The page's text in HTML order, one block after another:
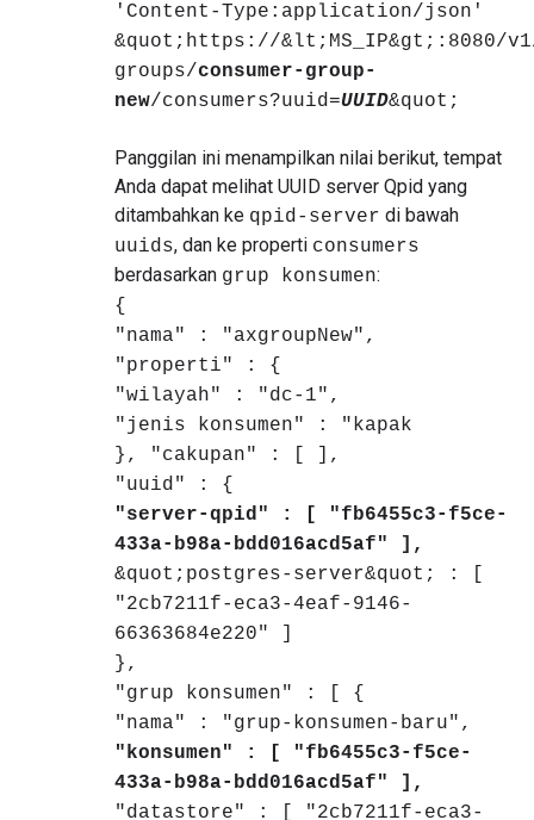
'Content-Type:application/json'
&quot;https://&lt;MS_IP&gt;:8080/
groups/consumer-group-
new/consumers?uuid=UUID&quot;
Panggilan ini menampilkan nilai berikut, tempat
Anda dapat melihat UUID server Qpid yang
ditambahkan ke qpid-server di bawah
uuids, dan ke properti consumers
berdasarkan grup konsumen:
{
"nama" : "axgroupNew",
"properti" : {
"wilayah" : "dc-1",
"jenis konsumen" : "kapak
}, "cakupan" : [ ],
"uuid" : {
"server-qpid" : [ "fb6455c3-f5ce-
433a-b98a-bdd016acd5af" ],
&quot;postgres-server&quot; : [
"2cb7211f-eca3-4eaf-9146-
66363684e220" ]
},
"grup konsumen" : [ {
"nama" : "grup-konsumen-baru",
"konsumen" : [ "fb6455c3-f5ce-
433a-b98a-bdd016acd5af" ],
"datastore" : [ "2cb7211f-eca3-